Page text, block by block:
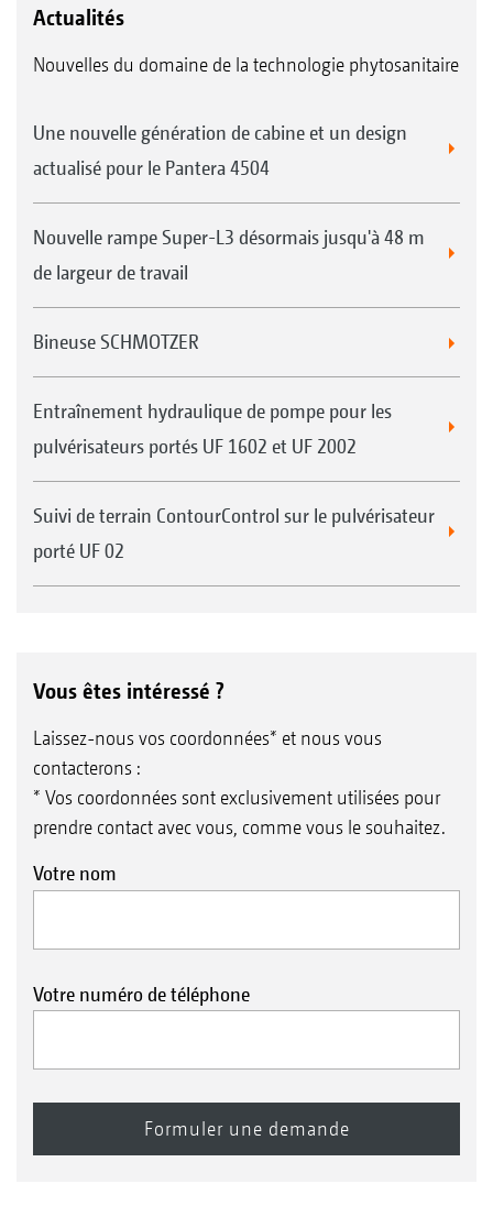
Actualités
Nouvelles du domaine de la technologie phytosanitaire
Une nouvelle génération de cabine et un design
actualisé pour le Pantera 4504
Nouvelle rampe Super-L3 désormais jusqu'à 48 m
de largeur de travail
Bineuse SCHMOTZER
Entraînement hydraulique de pompe pour les
pulvérisateurs portés UF 1602 et UF 2002
Suivi de terrain ContourControl sur le pulvérisateur
porté UF 02
Vous êtes intéressé ?
Laissez-nous vos coordonnées* et nous vous
contacterons :
* Vos coordonnées sont exclusivement utilisées pour
prendre contact avec vous, comme vous le souhaitez.
Votre nom
Votre numéro de téléphone